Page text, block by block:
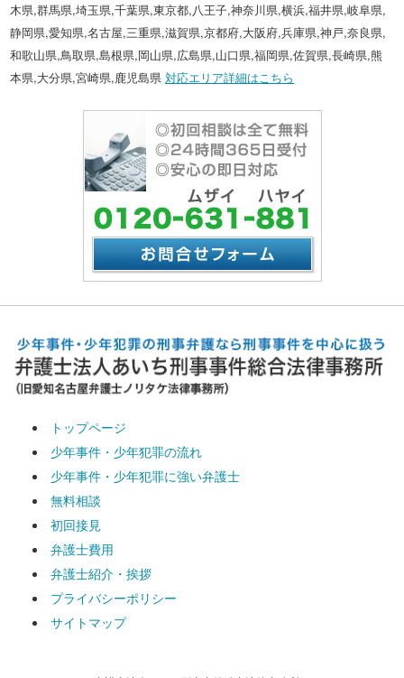
木県,群馬県,埼玉県,千葉県,東京都,八王子,神奈川県,横浜,福井県,岐阜県,
静岡県,愛知県,名古屋,三重県,滋賀県,京都府,大阪府,兵庫県,神戸,奈良県,
和歌山県,鳥取県,島根県,岡山県,広島県,山口県,福岡県,佐賀県,長崎県,熊
本県,大分県,宮崎県,鹿児島県対応エリア詳細はこちら
トップページ
少年事件・少年犯罪の流れ
少年事件・少年犯罪に強い弁護士
無料相談
初回接見
弁護士費用
弁護士紹介・挨拶
プライバシーポリシー
サイトマップ